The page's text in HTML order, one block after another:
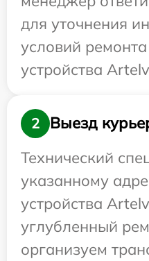
для уточнения
условий
устройства
2
Выезд
Технический
указанному
устройства
углубленный
организуем